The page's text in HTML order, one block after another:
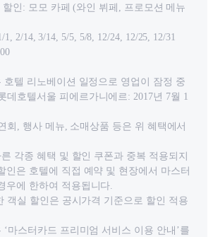
인: 모모 카페 (와인 뷔페, 프로모션 메뉴
2/14, 3/14, 5/5, 5/8, 12/24, 12/25, 12/31
호텔 리노베이션 일정으로 영업이 잠정 중
데호텔서울 피에르가니에르: 2017년 7월 1
회, 행사 메뉴, 소매상품 등은 위 혜택에서
각종 혜택 및 할인 쿠폰과 중복 적용되지
인은 호텔에 직접 예약 및 현장에서 마스터
우에 한하여 적용됩니다.
객실 할인은 공시가격 기준으로 할인 적용
마스터카드 프리미엄 서비스 이용 안내’를